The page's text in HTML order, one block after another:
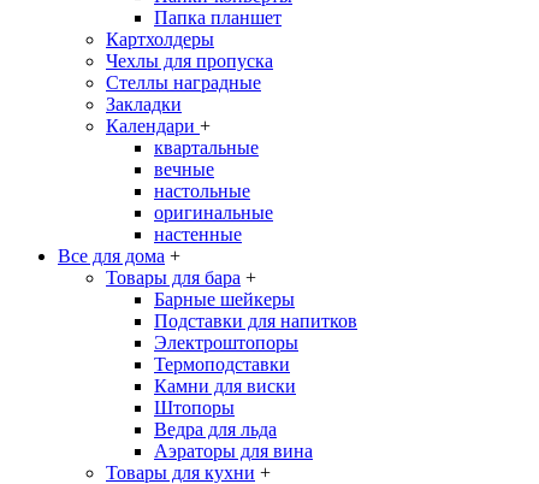
Папка планшет
Картхолдеры
Чехлы для пропуска
Стеллы наградные
Закладки
Календари +
квартальные
вечные
настольные
оригинальные
настенные
Все для дома +
Товары для бара +
Барные шейкеры
Подставки для напитков
Электроштопоры
Термоподставки
Камни для виски
Штопоры
Ведра для льда
Аэраторы для вина
Товары для кухни +